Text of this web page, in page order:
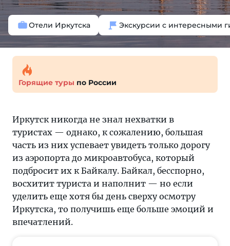
Отели Иркутска Экскурсии с интересными
Горящие туры по России
Иркутск никогда не знал нехватки в
туристах — однако, к сожалению, большая
часть из них успевает увидеть только дорогу
из аэропорта до микроавтобуса, который
подбросит их к Байкалу. Байкал, бесспорно,
восхитит туриста и наполнит — но если
уделить еще хотя бы день сверху осмотру
Иркутска, то получишь еще больше эмоций и
впечатлений.